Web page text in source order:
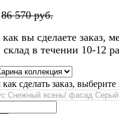
86 570 руб.
вы сделаете заказ,
в течении 10-12
сделать заказ, выберите